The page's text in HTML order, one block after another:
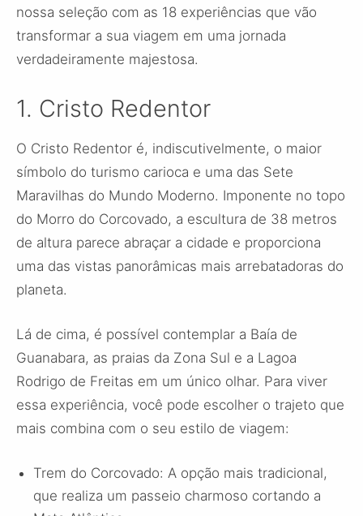
nossa seleção com as 18 experiências que vão
transformar a sua viagem em uma jornada
verdadeiramente majestosa.
1. Cristo Redentor
O Cristo Redentor é, indiscutivelmente, o maior
símbolo do turismo carioca e uma das Sete
Maravilhas do Mundo Moderno. Imponente no topo
do Morro do Corcovado, a escultura de 38 metros
de altura parece abraçar a cidade e proporciona
uma das vistas panorâmicas mais arrebatadoras do
planeta.
Lá de cima, é possível contemplar a Baía de
Guanabara, as praias da Zona Sul e a Lagoa
Rodrigo de Freitas em um único olhar. Para viver
essa experiência, você pode escolher o trajeto que
mais combina com o seu estilo de viagem:
Trem do Corcovado: A opção mais tradicional,
que realiza um passeio charmoso cortando a